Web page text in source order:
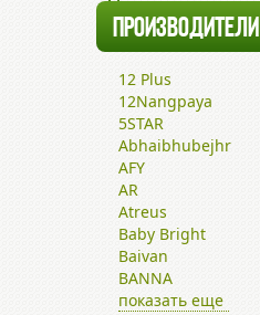
ПРОИЗВОДИТЕЛИ
12 Plus
12Nangpaya
5STAR
Abhaibhubejhr
AFY
AR
Atreus
Baby Bright
Baivan
BANNA
показать еще